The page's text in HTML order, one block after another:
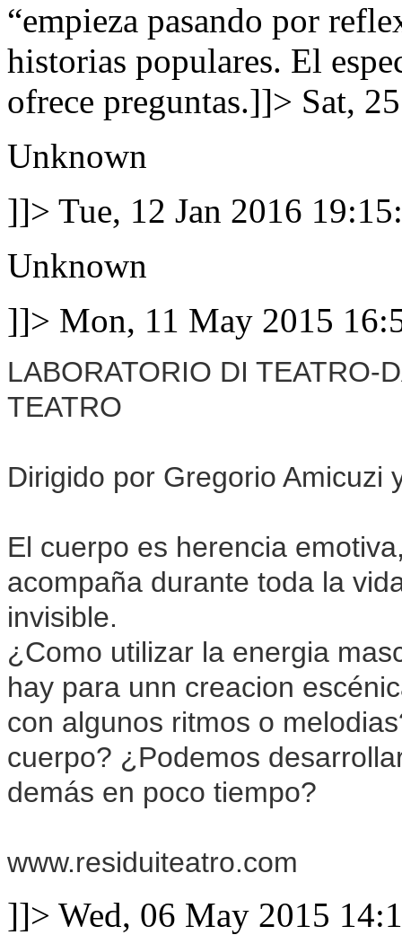
“empieza pasando por
historias populares. El
ofrece preguntas.]]> Sat,
Unknown
]]> Tue, 12 Jan 2016
Unknown
]]> Mon, 11 May 2015
LABORATORIO DI TEATRO-
TEATRO
Dirigido por Gregorio Amicuzi
El cuerpo es herencia
acompaña durante toda la
invisible.
¿Como utilizar la energia
hay para unn creacion
con algunos ritmos o
cuerpo? ¿Podemos
demás en poco tiempo?
www.residuiteatro.com
]]> Wed, 06 May 2015